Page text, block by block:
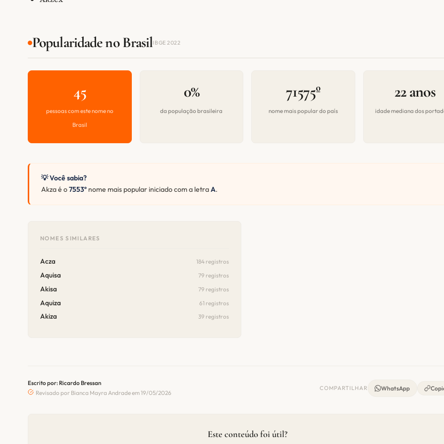
Popularidade no BrasilIBGE 2022
45
pessoas com este nome no
Brasil
0%
da população brasileira
71575º
nome mais popular do país
22 anos
idade mediana dos
💡 Você sabia?
Akza é o7553º nome mais popular iniciado com a letraA.
NOMES SIMILARES
Acza 184 registros
Aquisa 79 registros
Akisa 79 registros
Aquiza 61 registros
Akiza 39 registros
Escrito por: Ricardo Bressan
Revisado por Bianca Mayra Andrade em 19/05/2026
COMPARTILHAR WhatsApp
Este conteúdo foi útil?